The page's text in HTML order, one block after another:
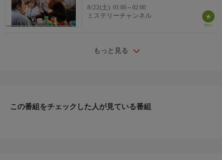
8/22(土) 01:00～02:00
ミステリーチャンネル
もっと見る
この番組をチェックした人が見ている番組